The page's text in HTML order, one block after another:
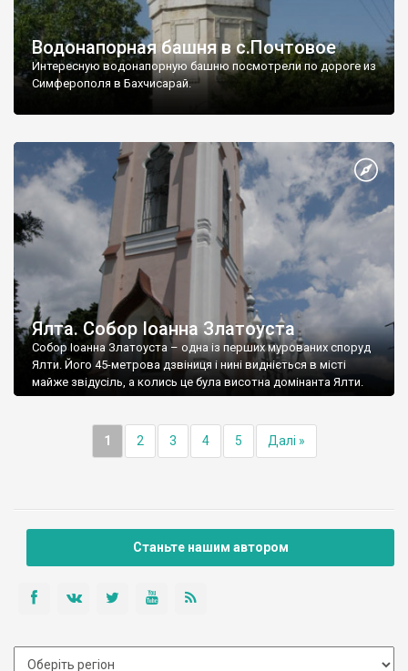
Водонапорная башня в с.Почтовое
Интересную водонапорную башню посмотрели по дороге из
Симферополя в Бахчисарай.
Ялта. Собор Іоанна Златоуста
Собор Іоанна Златоуста – одна із перших мурованих споруд
Ялти. Його 45-метрова дзвіниця і нині видніється в місті
майже звідусіль, а колись це була висотна домінанта Ялти.
1 2 3 4 5 Далі »
Станьте нашим автором